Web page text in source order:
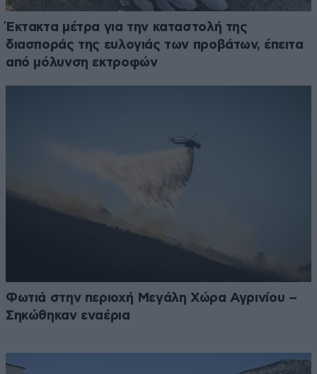
Έκτακτα μέτρα για την καταστολή της
διασποράς της ευλογιάς των προβάτων, έπειτα
από μόλυνση εκτροφών
Φωτιά στην περιοχή Μεγάλη Χώρα Αγρινίου –
Σηκώθηκαν εναέρια